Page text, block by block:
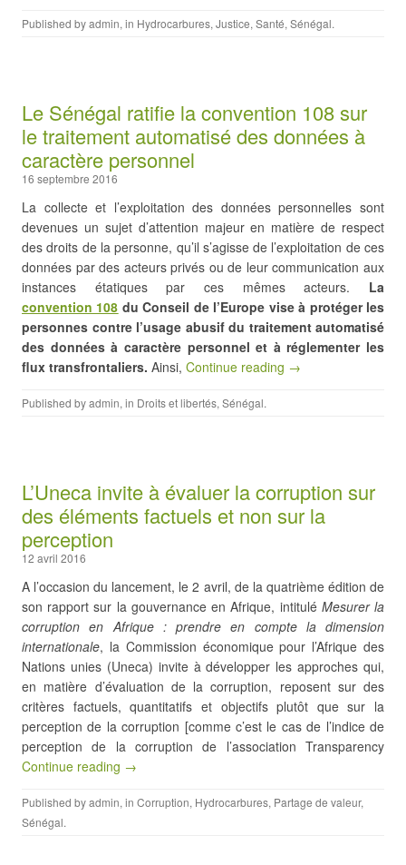
Published byadmin, in Hydrocarbures, Justice, Santé, Sénégal.
Le Sénégal ratifie la convention 108 sur
le traitement automatisé des données à
caractère personnel
16 septembre 2016
La collecte et l’exploitation des données personnelles sont
devenues un sujet d’attention majeur en matière de respect
des droits de la personne, qu’il s’agisse de l’exploitation de ces
données par des acteurs privés ou de leur communication aux
instances étatiques par ces mêmes acteurs. La
convention 108 du Conseil de l’Europe vise à protéger les
personnes contre l’usage abusif du traitement automatisé
des données à caractère personnel et à réglementer les
flux transfrontaliers. Ainsi, Continue reading →
Published byadmin, in Droits et libertés, Sénégal.
L’Uneca invite à évaluer la corruption sur
des éléments factuels et non sur la
perception
12 avril 2016
A l’occasion du lancement, le 2 avril, de la quatrième édition de
son rapport sur la gouvernance en Afrique, intitulé Mesurer la
corruption en Afrique : prendre en compte la dimension
internationale, la Commission économique pour l’Afrique des
Nations unies (Uneca) invite à développer les approches qui,
en matière d’évaluation de la corruption, reposent sur des
critères factuels, quantitatifs et objectifs plutôt que sur la
perception de la corruption [comme c’est le cas de l’indice de
perception de la corruption de l’association Transparency
Continue reading →
Published byadmin, in Corruption, Hydrocarbures, Partage de valeur,
Sénégal.